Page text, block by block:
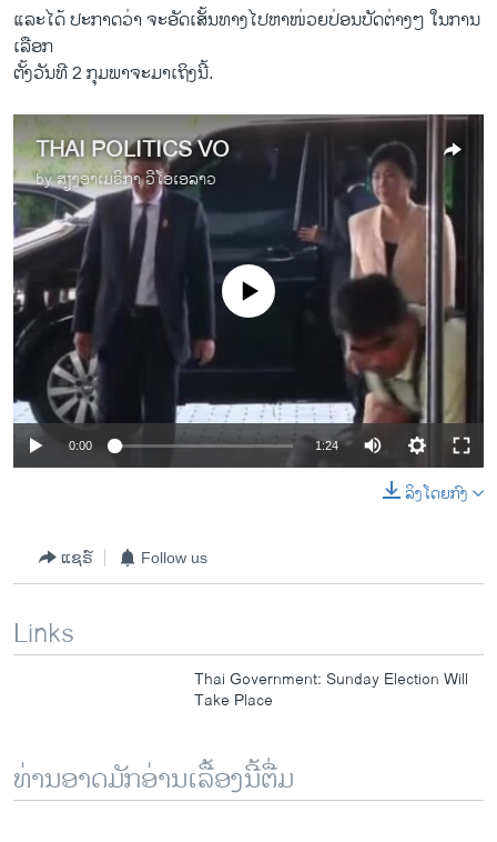
ແລະໄດ້ ປະກາດວ່າ ຈະອັດເສັ້ນທາງໄປຫາໜ່ວຍປ່ອນບັດຕ່າງໆ ໃນການ
ເລືອກ
ຕັ້ງວັນທີ 2 ກຸມພາຈະມາເຖິງນີ້.
THAI POLITICS VO
byສຽງອາເມຣິກາ ວີໂອເອລາວ
No media source currently available
0:00 1:24
ລິງໂດຍກົງ
ແຊຣ໌ Follow us
Links
Thai Government: Sunday Election Will
Take Place
ທ່ານອາດມັກອ່ານເລື້ອງນີ້ຕື່ມ